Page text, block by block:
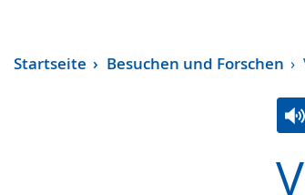
Startseite Besuchen und Forschen